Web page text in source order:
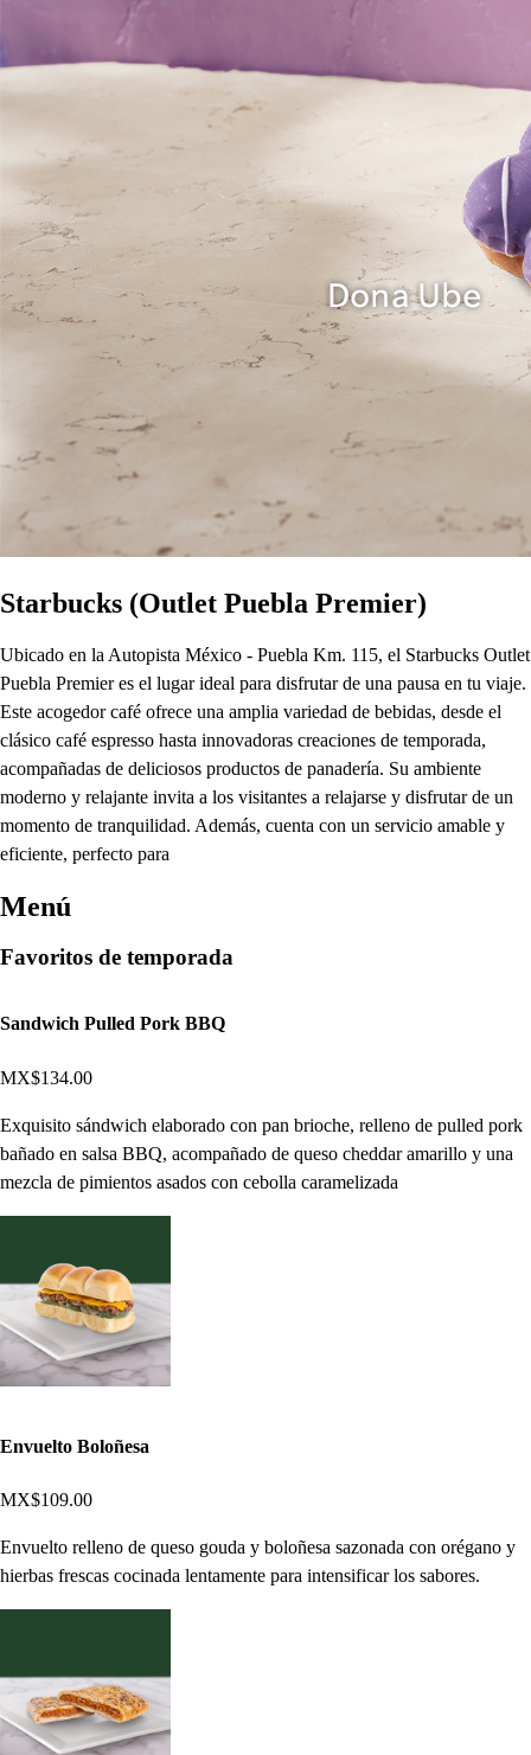
Starbucks (Outlet Puebla Premier)
Ubicado en la Autopista México - Puebla Km. 115, el Starbucks Outlet
Puebla Premier es el lugar ideal para disfrutar de una pausa en tu viaje.
Este acogedor café ofrece una amplia variedad de bebidas, desde el
clásico café espresso hasta innovadoras creaciones de temporada,
acompañadas de deliciosos productos de panadería. Su ambiente
moderno y relajante invita a los visitantes a relajarse y disfrutar de un
momento de tranquilidad. Además, cuenta con un servicio amable y
eficiente, perfecto para
Menú
Favoritos de temporada
Sandwich Pulled Pork BBQ
MX$134.00
Exquisito sándwich elaborado con pan brioche, relleno de pulled pork
bañado en salsa BBQ, acompañado de queso cheddar amarillo y una
mezcla de pimientos asados con cebolla caramelizada
Envuelto Boloñesa
MX$109.00
Envuelto relleno de queso gouda y boloñesa sazonada con orégano y
hierbas frescas cocinada lentamente para intensificar los sabores.